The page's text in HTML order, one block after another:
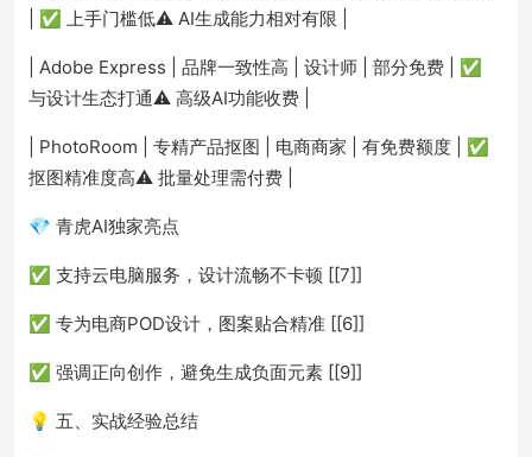
| ✅ 上手门槛低⚠️ AI生成能力相对有限 |
| Adobe Express | 品牌一致性高 | 设计师 | 部分免费 | ✅
与设计生态打通⚠️ 高级AI功能收费 |
| PhotoRoom | 专精产品抠图 | 电商商家 | 有免费额度 | ✅
抠图精准度高⚠️ 批量处理需付费 |
💎 青虎AI独家亮点
✅ 支持云电脑服务，设计流畅不卡顿 [[7]]
✅ 专为电商POD设计，图案贴合精准 [[6]]
✅ 强调正向创作，避免生成负面元素 [[9]]
💡 五、实战经验总结